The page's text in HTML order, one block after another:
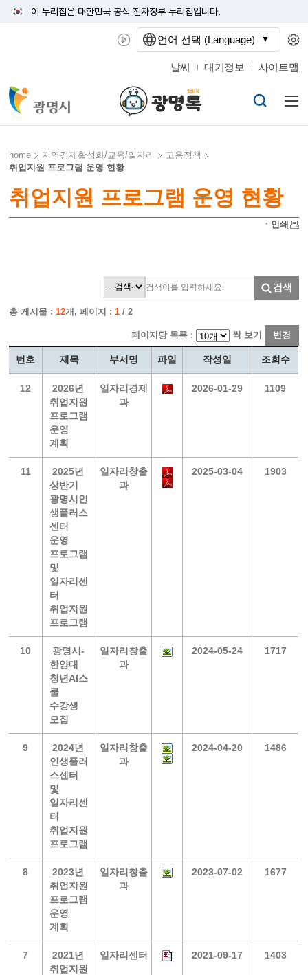
이 누리집은 대한민국 공식 전자정부 누리집입니다.
날씨 대기정보 사이트맵
home 지역경제활성화/교육/일자리
고용정책
취업지원 프로그램 운영 현황
취업지원 프로그램 운영 현황
ㆍ인쇄
검색
총 게시물 :12개, 페이지 :1 / 2
페이지당 목록 : 씩 보기 변경
번호 제목 부서명 파일 작성일 조회수
12
2026년
취업지원
프로그램
운영
계획
일자리경제
과
2026-01-29 1109
11
2025년
상반기
광명시인
생플러스
센터
운영
프로그램
및
일자리센
터
취업지원
프로그램
일자리창출
과
2025-03-04 1903
10
광명시-
한양대
청년AI스
쿨
수강생
모집
일자리창출
과
2024-05-24 1717
9
2024년
인생플러
스센터
및
일자리센
터
취업지원
프로그램
일자리창출
과
2024-04-20 1486
8
2023년
취업지원
프로그램
운영
계획
일자리창출
과
2023-07-02 1677
7
2021년
취업지원
일자리센터 2021-09-17 1403
언어 선택 (Language)